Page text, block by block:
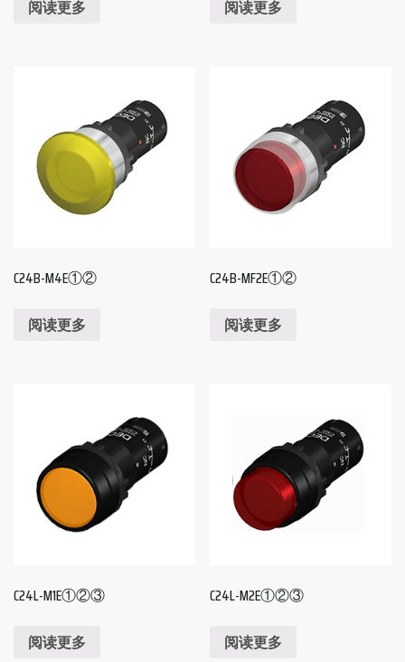
阅读更多 阅读更多
C24B-M4E①②
阅读更多
C24B-MF2E①②
阅读更多
C24L-M1E①②③
阅读更多
C24L-M2E①②③
阅读更多